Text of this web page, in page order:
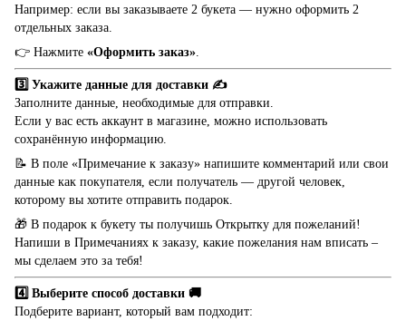
Например: если вы заказываете 2 букета — нужно оформить 2
отдельных заказа.
👉 Нажмите «Оформить заказ»
3️⃣ Укажите данные для доставки ✍️
Заполните данные, необходимые для отправки.
Если у вас есть аккаунт в магазине, можно использовать
сохранённую информацию.
📝 В поле «Примечание к заказу» напишите комментарий или свои
данные как покупателя, если получатель — другой человек,
которому вы хотите отправить подарок.
🎁 В подарок к букету ты получишь Открытку для пожеланий!
Напиши в Примечаниях к заказу, какие пожелания нам вписать –
мы сделаем это за тебя!
4️⃣ Выберите способ доставки 🚚
Подберите вариант, который вам подходит: